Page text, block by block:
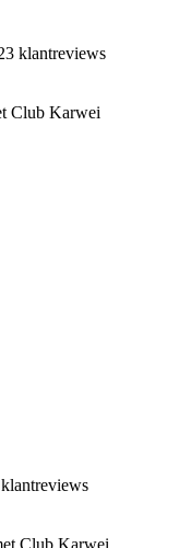
klantreviews
Club Karwei